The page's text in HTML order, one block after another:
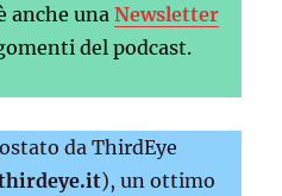
anche unaNewsletter
del podcast.
da ThirdEye
), un ottimo